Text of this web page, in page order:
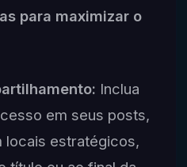
para maximizar o
Inclua
em seus posts,
locais estratégicos,